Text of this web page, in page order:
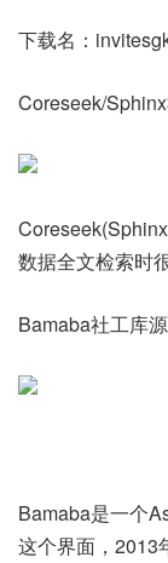
下载名：
Coreseek/
数据全文检索时
Bamaba社工库
Bamaba是一个
这个界面，2013